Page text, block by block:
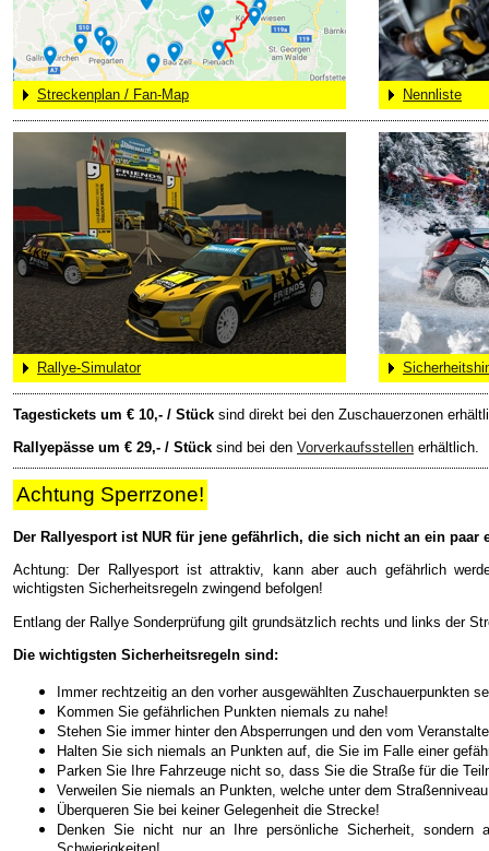
Rallyeshop
Online-Ticketshop
Tickets
Rallye-Journal
Zimmernachweis
LIVE
Aktuelles
Live-Resultate
Jännerrallye APP
Livestream
Instagram
Facebook
Fotos & Videos
RCM
Motorsportclubs
Sponsoren / Partner
Rückblick
Live-Resultate
Jännerrallye APP
Streckenplan / Fan-Map Nennliste
Rallye-Simulator
Tagestickets um € 10,- / Stück sind direkt bei den Zuschauerzonen
Rallyepässe um € 29,- / Stück sind bei den Vorverkaufsstellen erhältlich.
Achtung Sperrzone!
Der Rallyesport ist NUR für jene gefährlich, die sich nicht an ein paar
Achtung: Der Rallyesport ist attraktiv, kann aber auch gefährlich
wichtigsten Sicherheitsregeln zwingend befolgen!
Entlang der Rallye Sonderprüfung gilt grundsätzlich rechts und links der
Die wichtigsten Sicherheitsregeln sind:
Immer rechtzeitig an den vorher ausgewählten Zuschauerpunkten
Kommen Sie gefährlichen Punkten niemals zu nahe!
Stehen Sie immer hinter den Absperrungen und den vom
Halten Sie sich niemals an Punkten auf, die Sie im Falle einer
Parken Sie Ihre Fahrzeuge nicht so, dass Sie die Straße für die
Verweilen Sie niemals an Punkten, welche unter dem
Überqueren Sie bei keiner Gelegenheit die Strecke!
Denken Sie nicht nur an Ihre persönliche Sicherheit, sondern